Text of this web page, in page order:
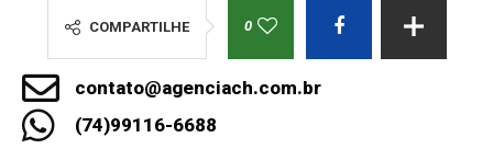
COMPARTILHE 0
contato@agenciach.com.br
(74)99116-6688